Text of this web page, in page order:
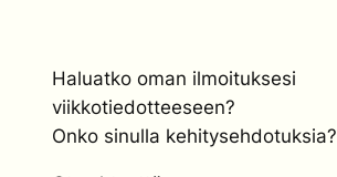
Haluatko oman ilmoituksesi
viikkotiedotteeseen?
Onko sinulla kehitysehdotuksia?